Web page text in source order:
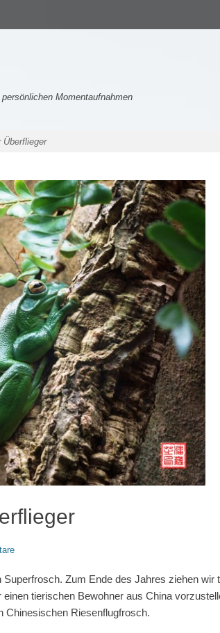
Momentaufnahmen
Überflieger
Zum Ende des Jahres ziehen wir
tierischen Bewohner aus China
Chinesischen Riesenflugfrosch.